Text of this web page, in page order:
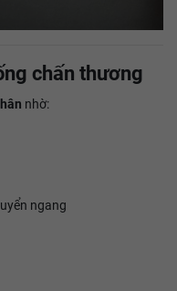
chấn thương
nhờ:
ngang